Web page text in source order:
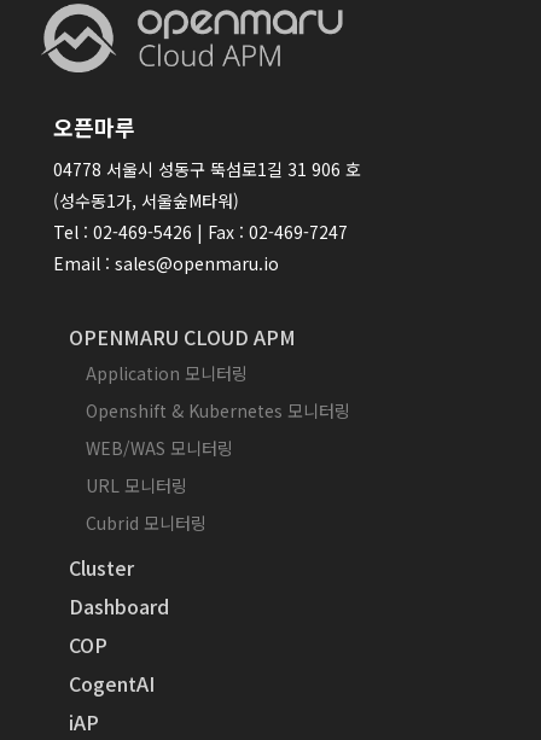
오픈마루
04778 서울시 성동구 뚝섬로1길 31 906 호
(성수동1가, 서울숲M타워)
Tel : 02-469-5426 | Fax : 02-469-7247
Email : sales@openmaru.io
OPENMARU CLOUD APM
Application 모니터링
Openshift & Kubernetes 모니터링
WEB/WAS 모니터링
URL 모니터링
Cubrid 모니터링
Cluster
Dashboard
COP
CogentAI
iAP